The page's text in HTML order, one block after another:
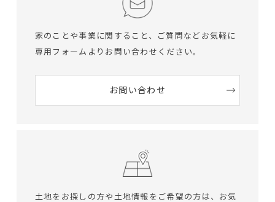
家のことや事業に関すること、ご質問など お気軽に
専用フォームよりお問い合わせください。
お問い合わせ
土地をお探しの方や土地情報をご希望の方は、 お気